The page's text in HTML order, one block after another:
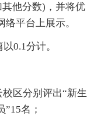
他分数)，并将优
平台上展示。
0.1分计。
区分别评出“新生
名；